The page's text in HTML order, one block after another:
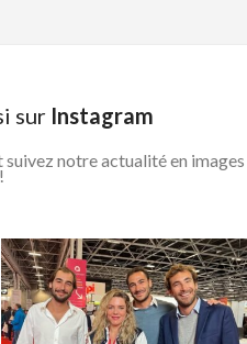
sur Instagram
notre actualité en images
!